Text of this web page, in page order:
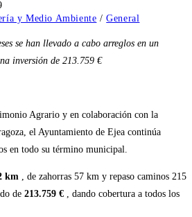
y Medio Ambiente / General
se han llevado a cabo arreglos en un
inversión de 213.759 €
Agrario y en colaboración con la
el Ayuntamiento de Ejea continúa
en todo su término municipal.
km , de zahorras 57 km y repaso caminos 215
de 213.759 € , dando cobertura a todos los